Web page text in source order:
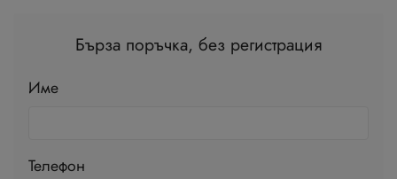
Бърза поръчка, без регистрация
Име
Телефон